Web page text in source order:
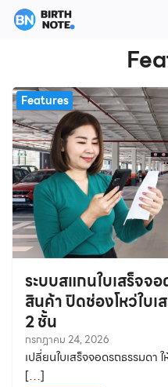
Skip
Features
ระบบสแกนใบเสร็จจ
สินค้า ปิดช่องโหว่ใบ
2 ชั้น
กรกฎาคม 24, 2026
เปลี่ยนใบเสร็จจอดรถธรรมด
[…]